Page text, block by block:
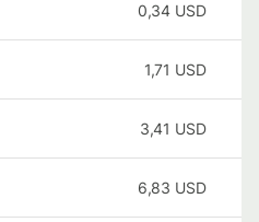
0,34 USD
1,71 USD
3,41 USD
6,83 USD